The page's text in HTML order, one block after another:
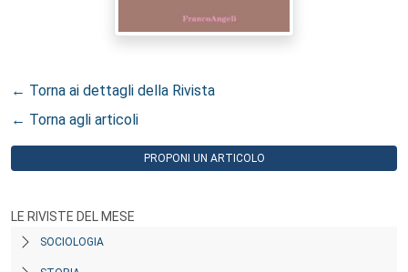
← Torna ai dettagli della Rivista
← Torna agli articoli
PROPONI UN ARTICOLO
LE RIVISTE DEL MESE
SOCIOLOGIA